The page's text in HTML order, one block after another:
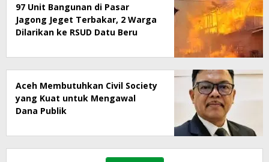
97 Unit Bangunan di Pasar
Jagong Jeget Terbakar, 2 Warga
Dilarikan ke RSUD Datu Beru
Aceh Membutuhkan Civil Society
yang Kuat untuk Mengawal
Dana Publik